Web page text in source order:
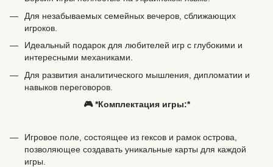
Для незабываемых семейных вечеров, сближающих
игроков.
Идеальный подарок для любителей игр с глубокими и
интересными механиками.
Для развития аналитического мышления, дипломатии и
навыков переговоров.
🎮 *Комплектация игры:*
Игровое поле, состоящее из гексов и рамок острова,
позволяющее создавать уникальные карты для каждой
игры.